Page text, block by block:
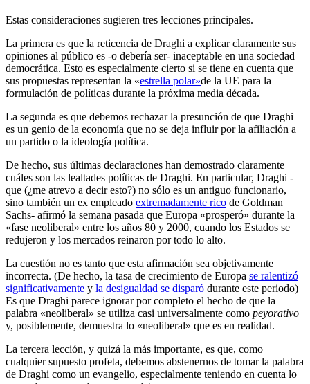
Estas consideraciones sugieren tres lecciones principales.
La primera es que la reticencia de Draghi a explicar claramente sus
opiniones al público es -o debería ser- inaceptable en una sociedad
democrática. Esto es especialmente cierto si se tiene en cuenta que
sus propuestas representan la «estrella polar»de la UE para la
formulación de políticas durante la próxima media década.
La segunda es que debemos rechazar la presunción de que Draghi
es un genio de la economía que no se deja influir por la afiliación a
un partido o la ideología política.
De hecho, sus últimas declaraciones han demostrado claramente
cuáles son las lealtades políticas de Draghi. En particular, Draghi -
que (¿me atrevo a decir esto?) no sólo es un antiguo funcionario,
sino también un ex empleado extremadamente rico de Goldman
Sachs- afirmó la semana pasada que Europa «prosperó» durante la
«fase neoliberal» entre los años 80 y 2000, cuando los Estados se
redujeron y los mercados reinaron por todo lo alto.
La cuestión no es tanto que esta afirmación sea objetivamente
incorrecta. (De hecho, la tasa de crecimiento de Europa se ralentizó
significativamente y la desigualdad se disparó durante este periodo)
Es que Draghi parece ignorar por completo el hecho de que la
palabra «neoliberal» se utiliza casi universalmente como peyorativo
y, posiblemente, demuestra lo «neoliberal» que es en realidad.
La tercera lección, y quizá la más importante, es que, como
cualquier supuesto profeta, debemos abstenernos de tomar la palabra
de Draghi como un evangelio, especialmente teniendo en cuenta lo